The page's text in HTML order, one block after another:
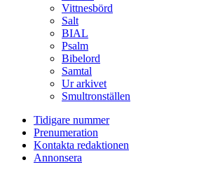
Vittnesbörd
Salt
BIAL
Psalm
Bibelord
Samtal
Ur arkivet
Smultronställen
Tidigare nummer
Prenumeration
Kontakta redaktionen
Annonsera